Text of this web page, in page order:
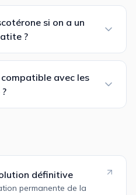
si on a un
?
avec les
définitive
permanente de la